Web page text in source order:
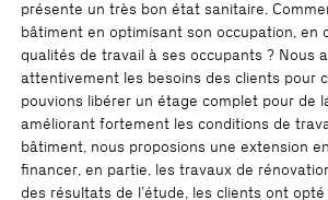
présente un très bon état sanitaire.
bâtiment en optimisant son occupation, en
qualités de travail à ses occupants ? Nous
attentivement les besoins des clients pour
pouvions libérer un étage complet pour de
améliorant fortement les conditions de
bâtiment, nous proposions une extension
financer, en partie, les travaux de
des résultats de l’étude, les clients ont